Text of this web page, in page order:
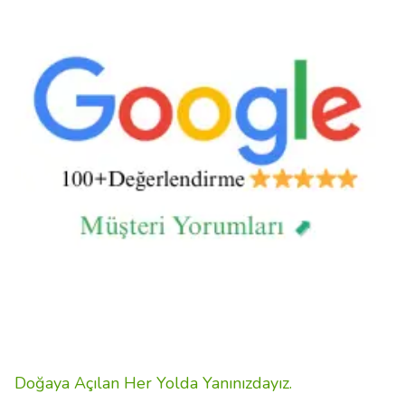
Doğaya Açılan Her Yolda Yanınızdayız.